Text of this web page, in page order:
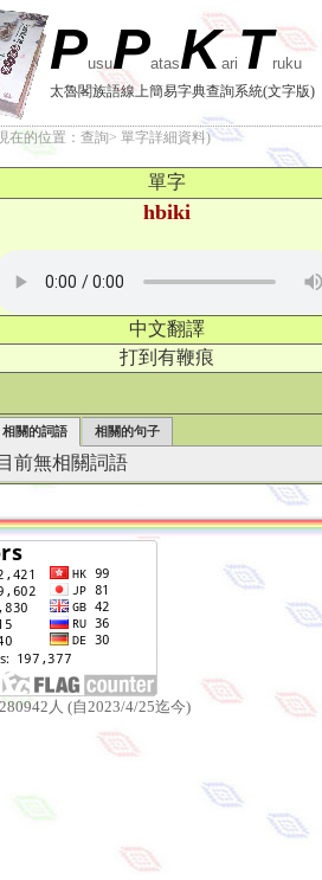
PusuPatasKariTruku
太魯閣族語線上簡易字典查詢系統(文字版)
在的位置：查詢> 單字詳細資料)
單字
hbiki
中文翻譯
打到有鞭痕
相關的詞語 相關的句子
目前無相關詞語
人 (自2023/4/25迄今)